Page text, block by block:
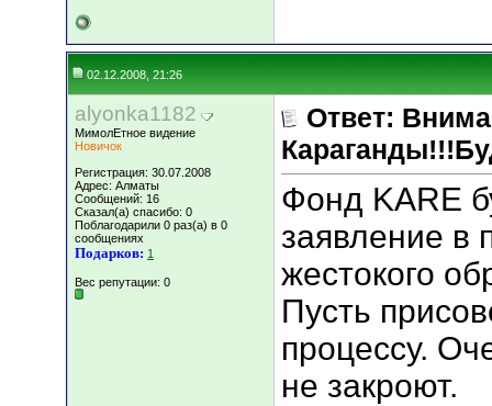
02.12.2008, 21:26
alyonka1182
МимолЕтное видение
Новичок
Регистрация: 30.07.2008
Адрес: Алматы
Сообщений: 16
Сказал(а) спасибо: 0
Поблагодарили 0 раз(а) в 0
сообщениях
Подарков: 1
Вес репутации: 0
Ответ:
Фонд KARE
заявление в
жестокого
Пусть
процессу.
не закроют.